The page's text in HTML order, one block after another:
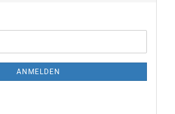
ANMELDEN